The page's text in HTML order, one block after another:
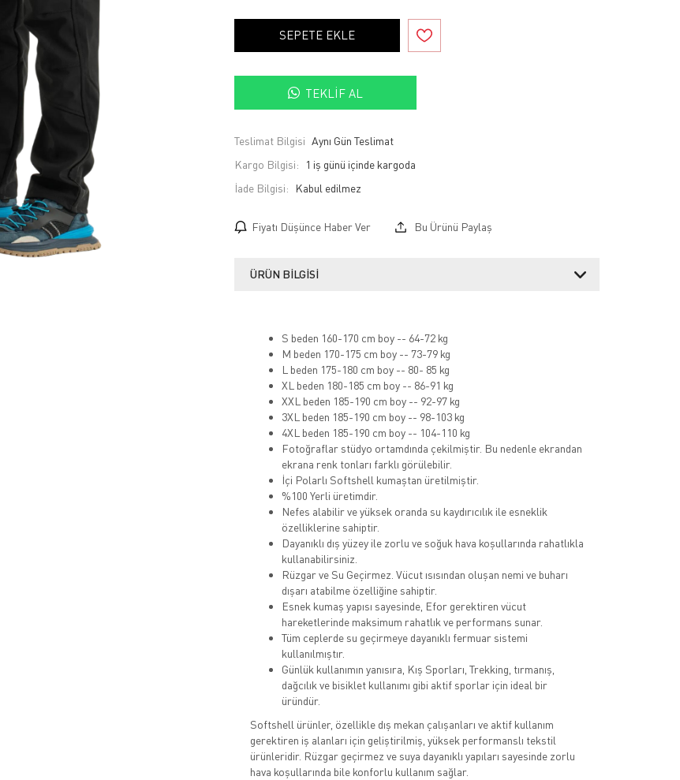
SEPETE EKLE
TEKLIF AL
Teslimat Bilgisi Aynı Gün Teslimat
Kargo Bilgisi:
1 iş günü içinde kargoda
İade Bilgisi:
Fiyatı Düşünce Haber Ver Bu Ürünü Paylaş
ÜRÜN BILGISI
S beden 160-170 cm boy -- 64-72 kg
M beden 170-175 cm boy -- 73-79 kg
L beden 175-180 cm boy -- 80- 85 kg
XL beden 180-185 cm boy -- 86-91 kg
XXL beden 185-190 cm boy -- 92-97 kg
3XL beden 185-190 cm boy -- 98-103 kg
4XL beden 185-190 cm boy -- 104-110 kg
Fotoğraflar stüdyo ortamdında çekilmiştir. Bu nedenle ekrandan
ekrana renk tonları farklı görülebilir.
İçi Polarlı Softshell kumaştan üretilmiştir.
%100 Yerli üretimdir.
Nefes alabilir ve yüksek oranda su kaydırıcılık ile esneklik
özelliklerine sahiptir.
Dayanıklı dış yüzey ile zorlu ve soğuk hava koşullarında rahatlıkla
kullanabilirsiniz.
Rüzgar ve Su Geçirmez. Vücut ısısından oluşan nemi ve buharı
dışarı atabilme özelliğine sahiptir.
Esnek kumaş yapısı sayesinde, Efor gerektiren vücut
hareketlerinde maksimum rahatlık ve performans sunar.
Tüm ceplerde su geçirmeye dayanıklı fermuar sistemi
kullanılmıştır.
Günlük kullanımın yanısıra, Kış Sporları, Trekking, tırmanış,
dağcılık ve bisiklet kullanımı gibi aktif sporlar için ideal bir
üründür.
Softshell ürünler, özellikle dış mekan çalışanları ve aktif kullanım
gerektiren iş alanları için geliştirilmiş, yüksek performanslı tekstil
ürünleridir. Rüzgar geçirmez ve suya dayanıklı yapıları sayesinde zorlu
hava koşullarında bile konforlu kullanım sağlar.